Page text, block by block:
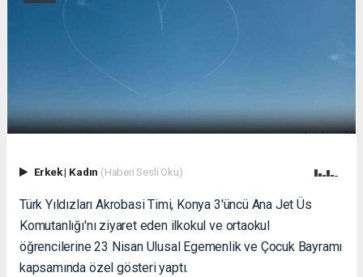
Erkek| Kadın (Haberi Sesli Oku)
Türk Yıldızları Akrobasi Timi, Konya 3'üncü Ana Jet Üs
Komutanlığı'nı ziyaret eden ilkokul ve ortaokul
öğrencilerine 23 Nisan Ulusal Egemenlik ve Çocuk Bayramı
kapsamında özel gösteri yaptı.